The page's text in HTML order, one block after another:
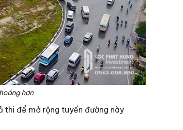
hơn
thi để mở rộng tuyến đường này